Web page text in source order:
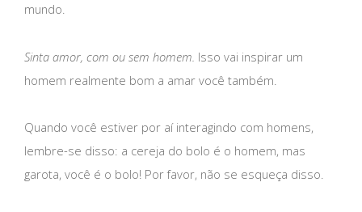
mundo.
Sinta amor, com ou sem homem. Isso vai inspirar um
homem realmente bom a amar você também.
Quando você estiver por aí interagindo com homens,
lembre-se disso: a cereja do bolo é o homem, mas
garota, você é o bolo! Por favor, não se esqueça disso.